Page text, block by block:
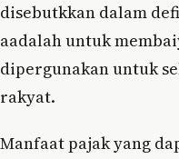
disebutkkan dalam
aadalah untuk
dipergunakan untuk
rakyat.
Manfaat pajak yang